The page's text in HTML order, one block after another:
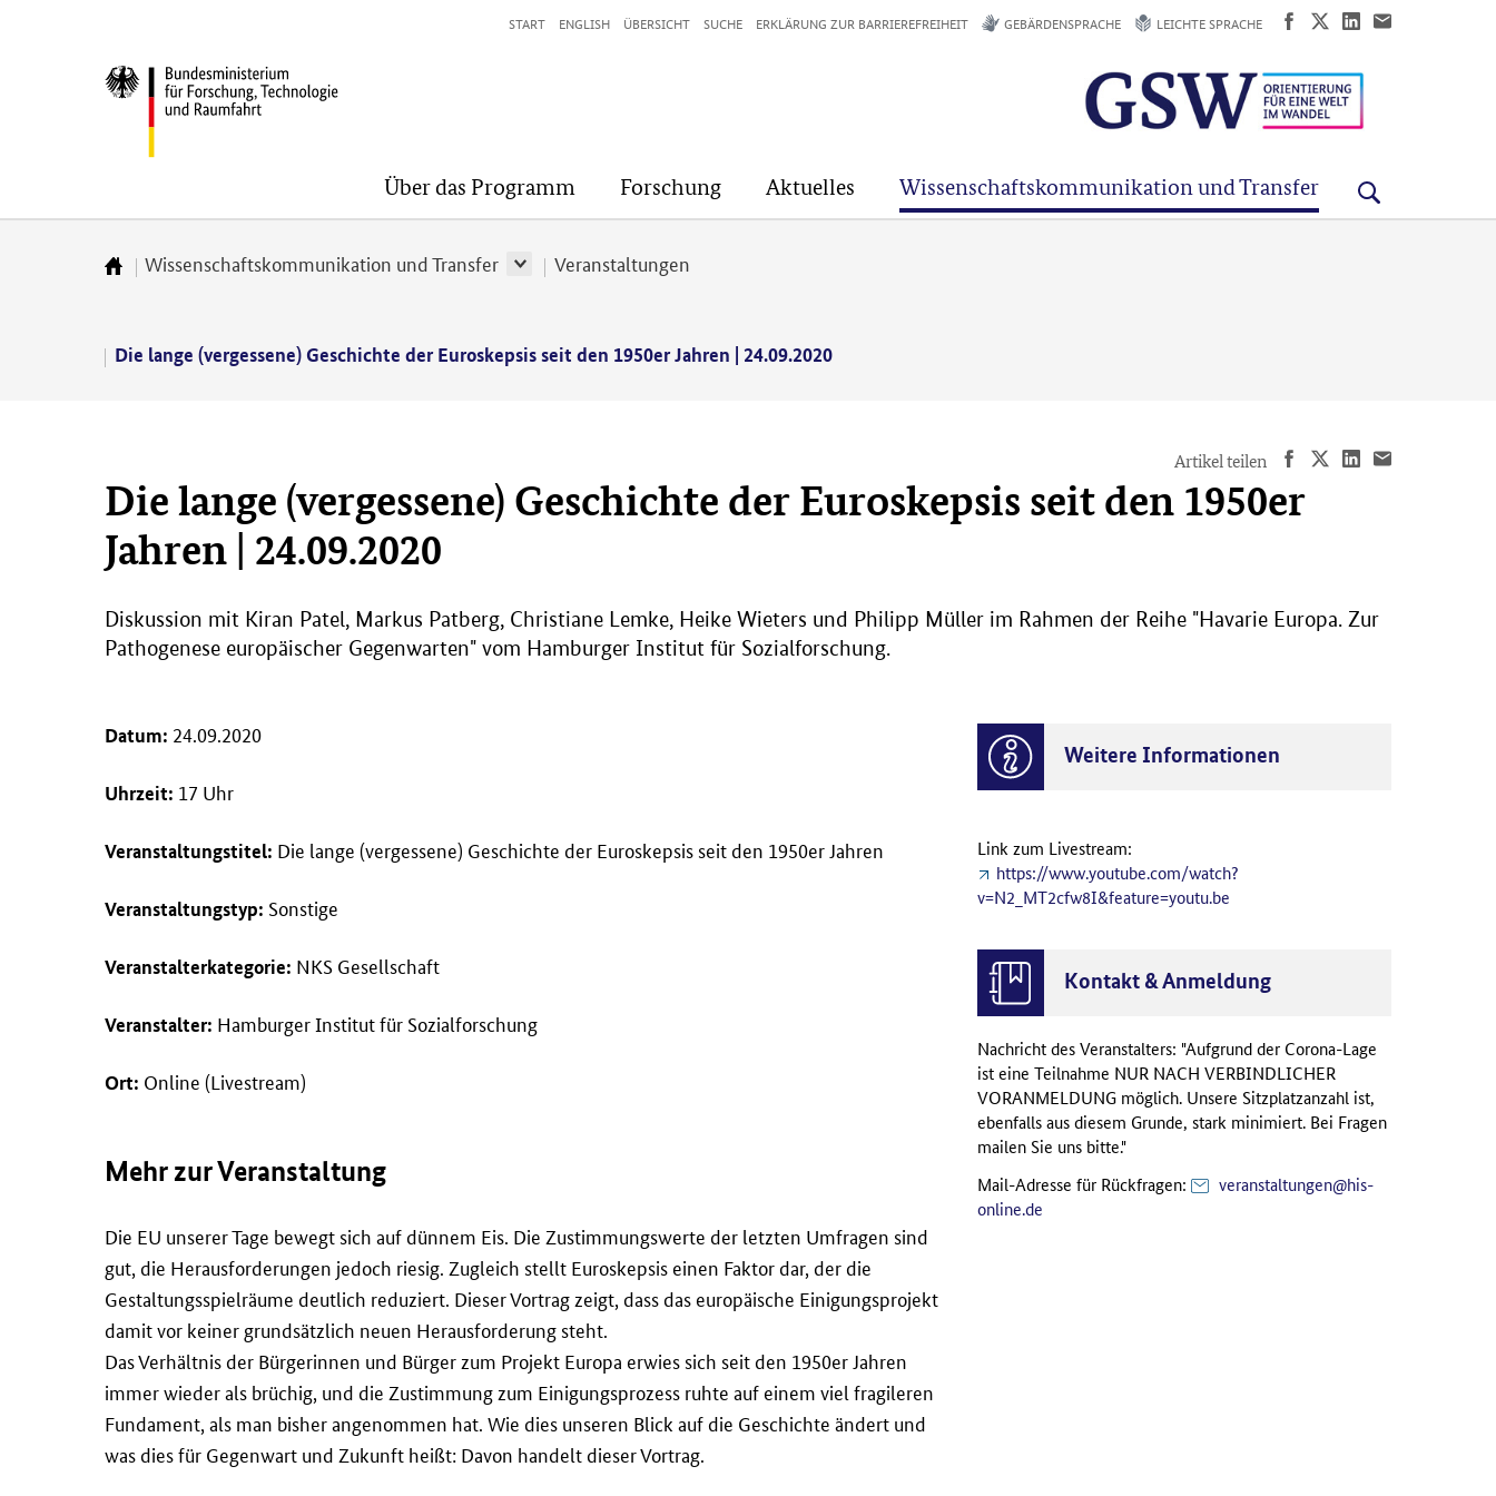
BMFTR
Über das Programm Forschung Aktuelles Wissenschaftskommunikation und Transfer
START ENGLISH ÜBERSICHT SUCHE ERKLÄRUNG ZUR BARRIEREFREIHEIT GEBÄRDENSPRACHE LEICHTE SPRACHE
Zur
Wissenschaftskommunikation und Transfer Veranstaltungen
Die lange (vergessene) Geschichte der Euroskepsis seit den 1950er Jahren | 24.09.2020
Artikel teilen
Die lange (vergessene) Geschichte der Euroskepsis seit den 1950er
Jahren | 24.09.2020
Diskussion mit Kiran Patel, Markus Patberg, Christiane Lemke, Heike Wieters und Philipp Müller im Rahmen der Reihe "Havarie Europa. Zur
Pathogenese europäischer Gegenwarten" vom Hamburger Institut für Sozialforschung.
Datum: 24.09.2020
Uhrzeit: 17 Uhr
Veranstaltungstitel: Die lange (vergessene) Geschichte der Euroskepsis seit den 1950er Jahren
Veranstaltungstyp: Sonstige
Veranstalterkategorie: NKS Gesellschaft
Veranstalter: Hamburger Institut für Sozialforschung
Ort: Online (Livestream)
Mehr zur Veranstaltung
Die EU unserer Tage bewegt sich auf dünnem Eis. Die Zustimmungswerte der letzten Umfragen sind
gut, die Herausforderungen jedoch riesig. Zugleich stellt Euroskepsis einen Faktor dar, der die
Gestaltungsspielräume deutlich reduziert. Dieser Vortrag zeigt, dass das europäische Einigungsprojekt
damit vor keiner grundsätzlich neuen Herausforderung steht.
Das Verhältnis der Bürgerinnen und Bürger zum Projekt Europa erwies sich seit den 1950er Jahren
immer wieder als brüchig, und die Zustimmung zum Einigungsprozess ruhte auf einem viel fragileren
Fundament, als man bisher angenommen hat. Wie dies unseren Blick auf die Geschichte ändert und
was dies für Gegenwart und Zukunft heißt: Davon handelt dieser Vortrag.
Weitere Informationen
Link zum Livestream:
https://www.youtube.com/watch?
v=N2_MT2cfw8I&feature=youtu.be
Kontakt & Anmeldung
Nachricht des Veranstalters: "Aufgrund der Corona-Lage
ist eine Teilnahme NUR NACH VERBINDLICHER
VORANMELDUNG möglich. Unsere Sitzplatzanzahl ist,
ebenfalls aus diesem Grunde, stark minimiert. Bei Fragen
mailen Sie uns bitte."
Mail-Adresse für Rückfragen:
veranstaltungen@his-
online.de